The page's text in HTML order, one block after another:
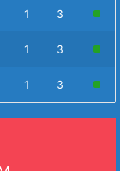
1 3
1 3
1 3